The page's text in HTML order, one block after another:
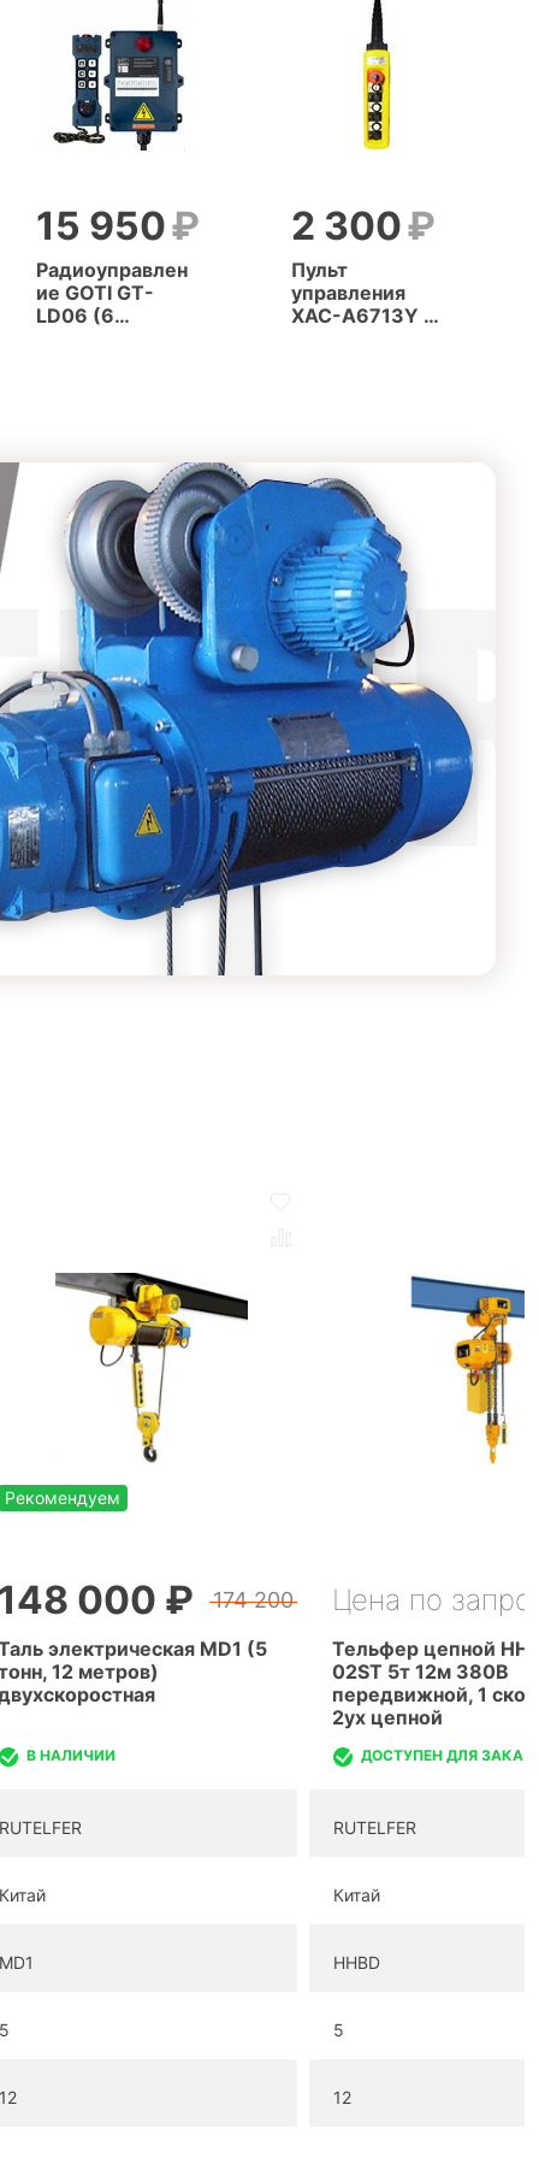
Радиоуправлен
ие GOTI GT-
LD06 (6
15 950
Пульт
управления
XAC-A6713Y (6
2 300
электрическая MD1 (5
12 метров)
Рекомендуем
В НАЛИЧИИ
000 ₽ 174 200
RUTELFER
Китай
MD1
5
12
Тельфер цепной
02ST 5т 12м 380В
передвижной, 1
2ух цепной
ДОСТУПЕН ДЛЯ
Цена по
RUTELFER
Китай
HHBD
5
12